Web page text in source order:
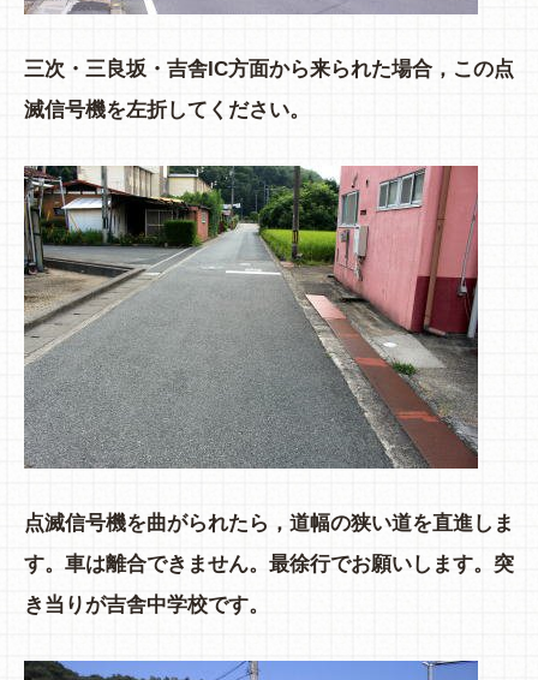
三次・三良坂・吉舎IC方面から来られた場合，この点
滅信号機を左折してください。
点滅信号機を曲がられたら，道幅の狭い道を直進しま
す。車は離合できません。最徐行でお願いします。突
き当りが吉舎中学校です。